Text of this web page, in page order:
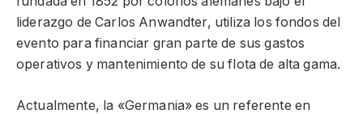
liderazgo de Carlos Anwandter, utiliza los fondos del
evento para financiar gran parte de sus gastos
operativos y mantenimiento de su flota de alta gama.
Actualmente, la «Germania» es un referente en